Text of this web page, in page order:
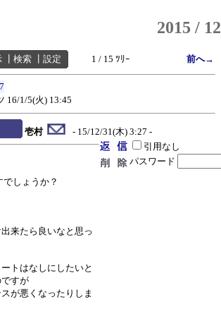
2015 / 12
検索 設定 1 / 15 ﾂﾘｰ 前へ→
16/1/5(火) 13:45
壱村
- 15/12/31(木) 3:27 -
引用なし
パスワード
しょうか？
来たら良いなと思っ
トはなしにしたいと
すが
が悪くなったりしま